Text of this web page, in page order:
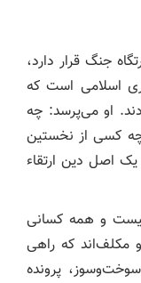
جنگ قرار دارد،
اسلامی است که
او می‌پرسد: چه
کسی از نخستین
اصل دین ارتقاء
و همه کسانی
مکلف‌اند که راهی
سوخت‌وسوز، پرونده